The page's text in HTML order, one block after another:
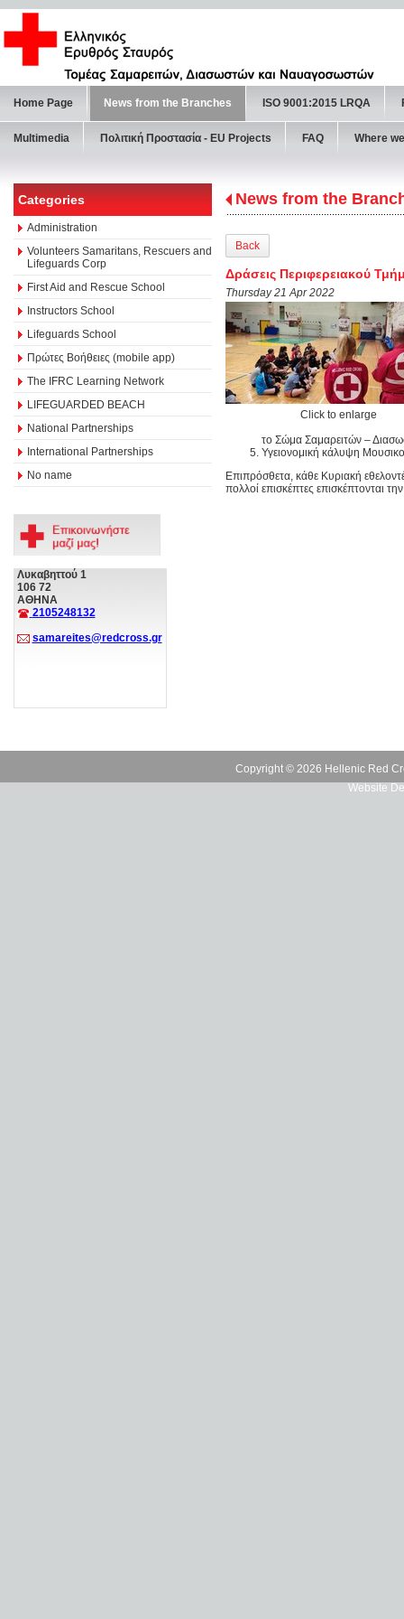
Home Page News from the Branches ISO 9001:2015 LRQA
Multimedia Πολιτική Προστασία - ΕU Projects FAQ Where
Categories
Administration
Volunteers Samaritans, Rescuers and
Lifeguards Corp
First Aid and Rescue School
Instructors School
Lifeguards School
Πρώτες Βοήθειες (mobile app)
The IFRC Learning Network
LIFEGUARDED BEACH
National Partnerships
International Partnerships
No name
Λυκαβηττού 1
106 72
ΑΘΗΝΑ
2105248132
samareites@redcross.gr
News from the
Back
Δράσεις Περιφερειακού
Thursday 21 Apr 2022
Click to enlarge
το Σώμα Σαμαρειτών –
Υγειονομική κάλυψη
Επιπρόσθετα, κάθε Κυριακή
πολλοί επισκέπτες επισκέπτονται
Copyright © 2026 Hellenic Red
Website